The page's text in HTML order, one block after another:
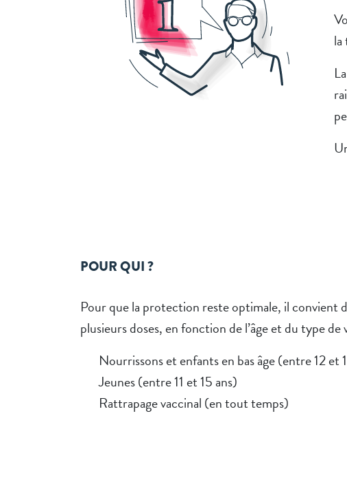
POUR QUI ?
Pour que la protection reste optimale, il convient
plusieurs doses, en fonction de l’âge et du type de
Nourrissons et enfants en bas âge (entre 12 et
Jeunes (entre 11 et 15 ans)
Rattrapage vaccinal (en tout temps)